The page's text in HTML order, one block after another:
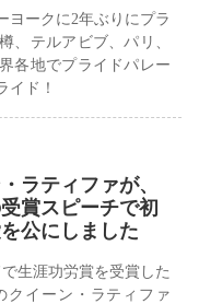
ヨークに2年ぶりにプラ
、テルアビブ、パリ、
各地でプライドパレー
イド！
ラティファが、
賞スピーチで初
公にしました
生涯功労賞を受賞した
クイーン・ラティファ